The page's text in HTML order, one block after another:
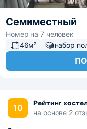
Семиместный
Номер на 7 человек
46м²
набор
10
Рейтинг
на основе 2